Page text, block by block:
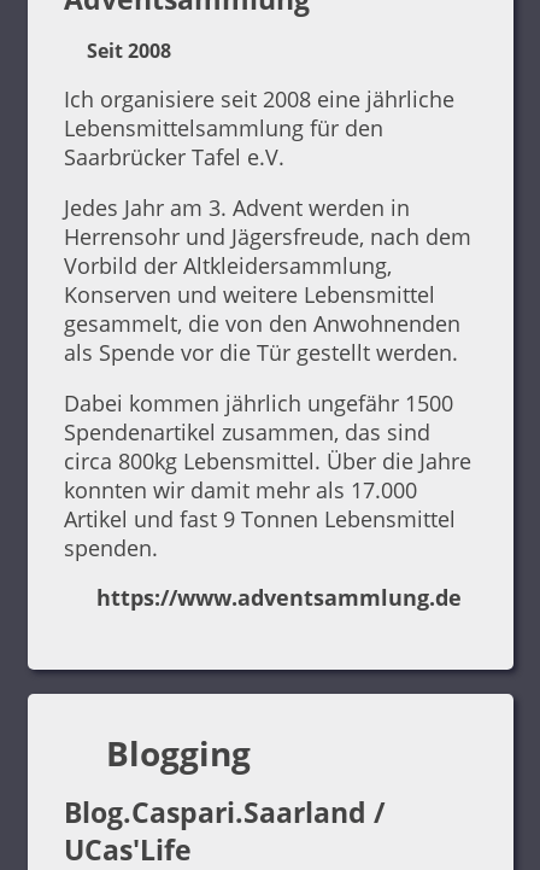
Seit 2008
Ich organisiere seit 2008 eine jährliche
Lebensmittelsammlung für den
Saarbrücker Tafel e.V.
Jedes Jahr am 3. Advent werden in
Herrensohr und Jägersfreude, nach dem
Vorbild der Altkleidersammlung,
Konserven und weitere Lebensmittel
gesammelt, die von den Anwohnenden
als Spende vor die Tür gestellt werden.
Dabei kommen jährlich ungefähr 1500
Spendenartikel zusammen, das sind
circa 800kg Lebensmittel. Über die Jahre
konnten wir damit mehr als 17.000
Artikel und fast 9 Tonnen Lebensmittel
spenden.
https://www.adventsammlung.de
Blogging
Blog.Caspari.Saarland /
UCas'Life